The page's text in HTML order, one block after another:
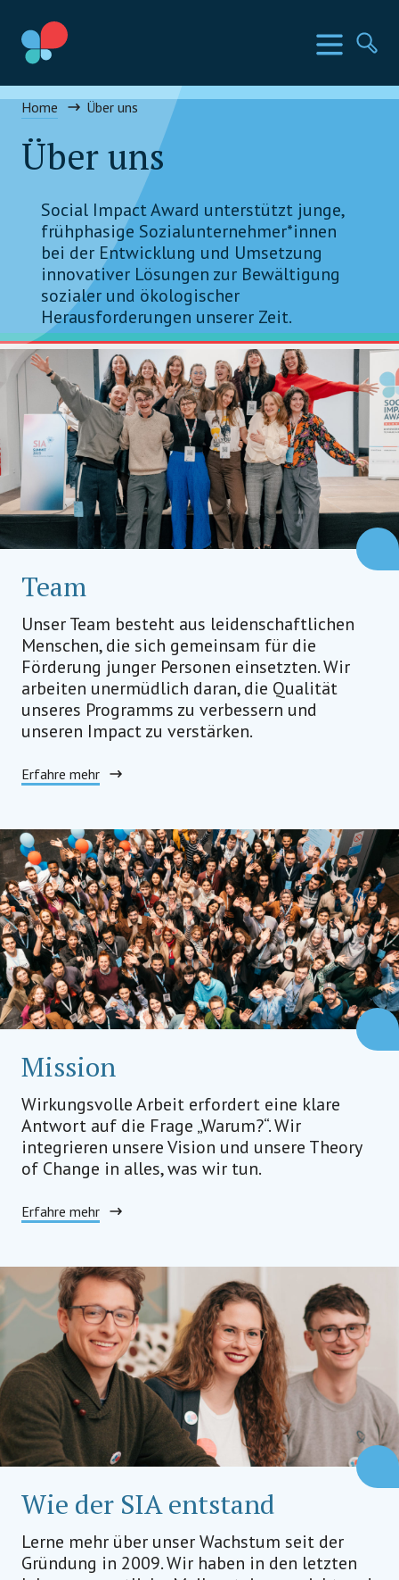
zum
Inhalt
Menü
SIA Länder
Home Über uns
Über uns
Social Impact Award unterstützt junge,
frühphasige Sozialunternehmer*innen
bei der Entwicklung und Umsetzung
innovativer Lösungen zur Bewältigung
sozialer und ökologischer
Herausforderungen unserer Zeit.
Team
Unser Team besteht aus leidenschaftlichen
Menschen, die sich gemeinsam für die
Förderung junger Personen einsetzten. Wir
arbeiten unermüdlich daran, die Qualität
unseres Programms zu verbessern und
unseren Impact zu verstärken.
Erfahre mehr
Mission
Wirkungsvolle Arbeit erfordert eine klare
Antwort auf die Frage „Warum?“. Wir
integrieren unsere Vision und unsere Theory
of Change in alles, was wir tun.
Erfahre mehr
Wie der SIA entstand
Lerne mehr über unser Wachstum seit der
Gründung in 2009. Wir haben in den letzten